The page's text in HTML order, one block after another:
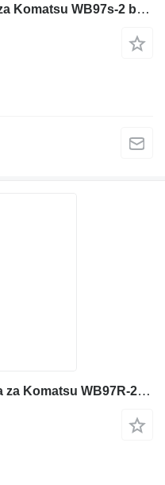
Dempfer drugi delovi motora za Komatsu WB97s-2 bagera-utovarivača
Prokladka drugi delovi motora za Komatsu WB97R-2 bagera-utovarivača